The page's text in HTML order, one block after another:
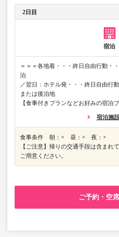
2日目
宿泊
＝＝＝各地着・・・終日自由行動・
泊
／翌日：ホテル発・・・終日自由行
または後泊地
【食事付きプランなどお好みの宿泊
宿泊施
食事条件 朝：× 昼：× 夜：×
【ご注意】帰りの交通手段は含まれ
ご用意ください。
ご予約・空